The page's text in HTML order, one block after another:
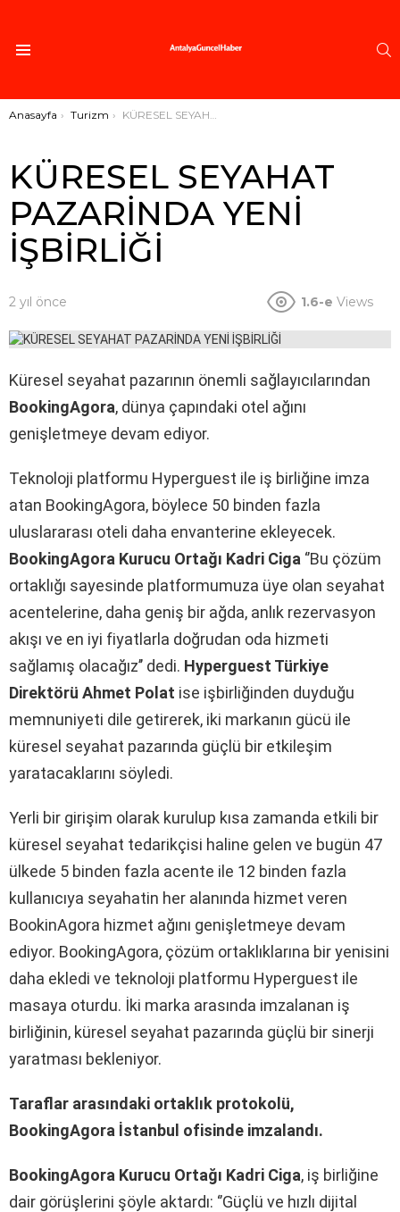
Buradasınız:
Anasayfa Turizm KÜRESEL SEYAHAT PAZARİNDA YENİ İŞBİRLİĞİ
KÜRESEL SEYAHAT
PAZARİNDA YENİ
İŞBİRLİĞİ
2 yıl önce 1.6-e Views
Küresel seyahat pazarının önemli sağlayıcılarından
BookingAgora, dünya çapındaki otel ağını
genişletmeye devam ediyor.
Teknoloji platformu Hyperguest ile iş birliğine imza
atan BookingAgora, böylece 50 binden fazla
uluslararası oteli daha envanterine ekleyecek.
BookingAgora Kurucu Ortağı Kadri Ciga ‘’Bu çözüm
ortaklığı sayesinde platformumuza üye olan seyahat
acentelerine, daha geniş bir ağda, anlık rezervasyon
akışı ve en iyi fiyatlarla doğrudan oda hizmeti
sağlamış olacağız’’ dedi. Hyperguest Türkiye
Direktörü Ahmet Polat ise işbirliğinden duyduğu
memnuniyeti dile getirerek, iki markanın gücü ile
küresel seyahat pazarında güçlü bir etkileşim
yaratacaklarını söyledi.
Yerli bir girişim olarak kurulup kısa zamanda etkili bir
küresel seyahat tedarikçisi haline gelen ve bugün 47
ülkede 5 binden fazla acente ile 12 binden fazla
kullanıcıya seyahatin her alanında hizmet veren
BookinAgora hizmet ağını genişletmeye devam
ediyor. BookingAgora, çözüm ortaklıklarına bir yenisini
daha ekledi ve teknoloji platformu Hyperguest ile
masaya oturdu. İki marka arasında imzalanan iş
birliğinin, küresel seyahat pazarında güçlü bir sinerji
yaratması bekleniyor.
Taraflar arasındaki ortaklık protokolü,
BookingAgora İstanbul ofisinde imzalandı.
BookingAgora Kurucu Ortağı Kadri Ciga, iş birliğine
dair görüşlerini şöyle aktardı: ‘’Güçlü ve hızlı dijital